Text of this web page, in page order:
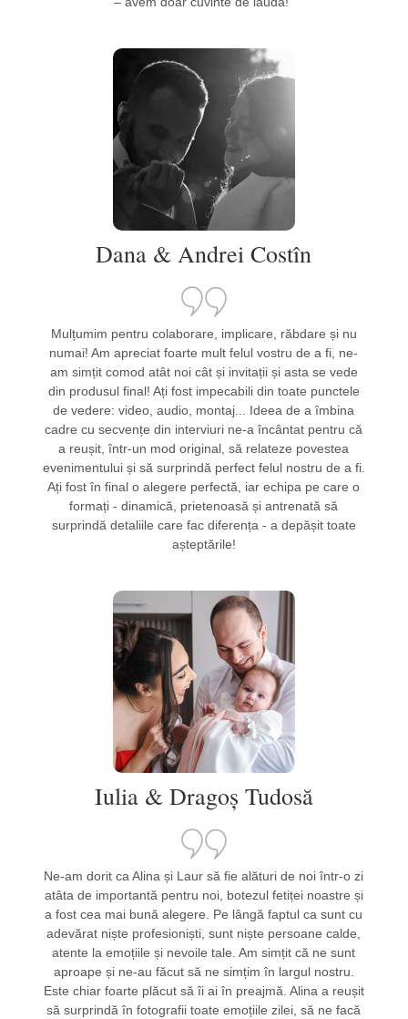
Dana & Andrei Costîn
Mulțumim pentru colaborare, implicare, răbdare și nu
numai! Am apreciat foarte mult felul vostru de a fi, ne-
am simțit comod atât noi cât și invitații și asta se vede
din produsul final! Ați fost impecabili din toate punctele
de vedere: video, audio, montaj... Ideea de a îmbina
cadre cu secvențe din interviuri ne-a încântat pentru că
a reușit, într-un mod original, să relateze povestea
evenimentului și să surprindă perfect felul nostru de a fi.
Ați fost în final o alegere perfectă, iar echipa pe care o
formați - dinamică, prietenoasă și antrenată să
surprindă detaliile care fac diferența - a depășit toate
așteptările!
Iulia & Dragoș Tudosă
Ne-am dorit ca Alina și Laur să fie alături de noi într-o zi
atâta de importantă pentru noi, botezul fetiței noastre și
a fost cea mai bună alegere. Pe lângă faptul ca sunt cu
adevărat niște profesioniști, sunt niște persoane calde,
atente la emoțiile și nevoile tale. Am simțit că ne sunt
aproape și ne-au făcut să ne simțim în largul nostru.
Este chiar foarte plăcut să îi ai în preajmă. Alina a reușit
să surprindă în fotografii toate emoțiile zilei, să ne facă